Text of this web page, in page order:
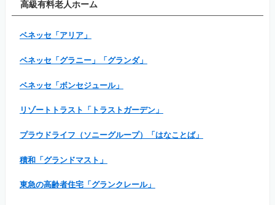
高級有料老人ホーム
ベネッセ「アリア」
ベネッセ「グラニー」「グランダ」
ベネッセ「ボンセジュール」
リゾートトラスト「トラストガーデン」
プラウドライフ（ソニーグループ）「はなことば」
積和「グランドマスト」
東急の高齢者住宅「グランクレール」